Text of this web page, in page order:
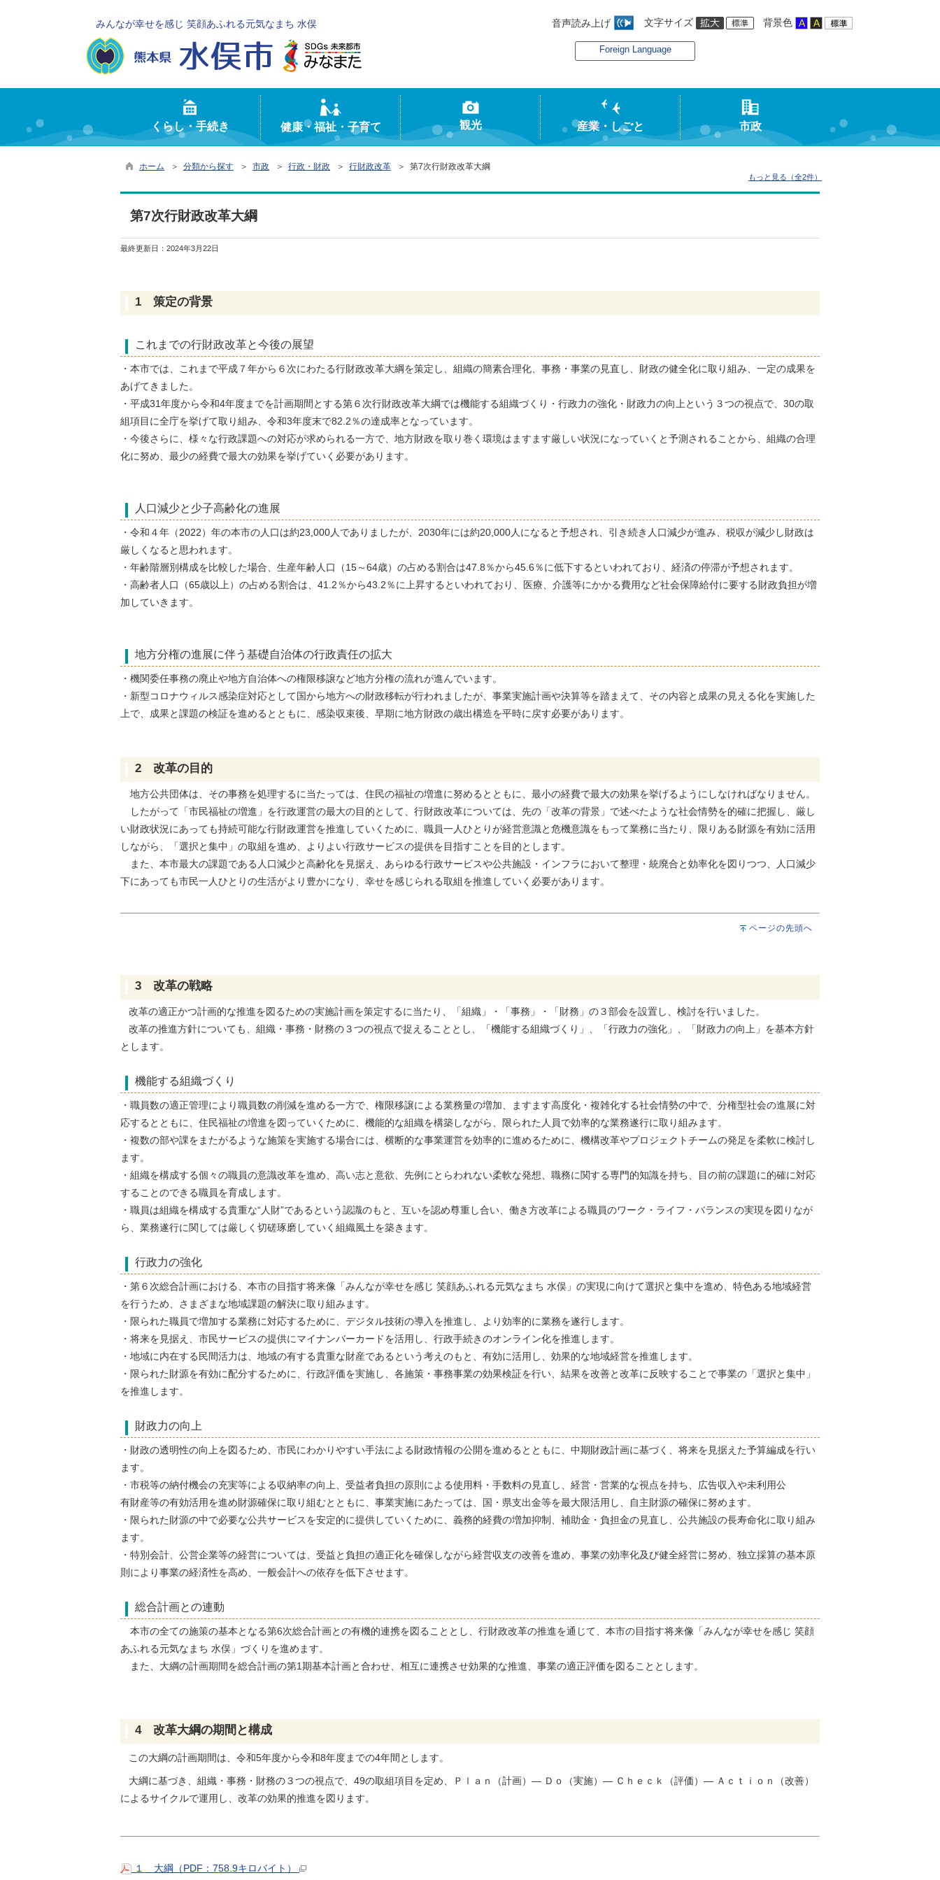
みんなが幸せを感じ 笑顔あふれる元気なまち 水俣 音声読み上げ 文字サイズ 背景色
Foreign Language
くらし・手続き 健康・福祉・子育て 観光 産業・しごと 市政
ホーム ＞ 分類から探す ＞ 市政 ＞ 行政・財政 ＞ 行財政改革 ＞ 第7次行財政改革大綱
もっと見る（全2件）
第7次行財政改革大綱
最終更新日： 2024年3月22日
1 策定の背景
これまでの行財政改革と今後の展望
・本市では、これまで平成７年から６次にわたる行財政改革大綱を策定し、組織の簡素合理化、事務・事業の見直し、財政の健全化に取り組み、一定の成果を
あげてきました。
・平成31年度から令和4年度までを計画期間とする第６次行財政改革大綱では機能する組織づくり・行政力の強化・財政力の向上という３つの視点で、30の取
組項目に全庁を挙げて取り組み、 令和3年度末で82.2％の達成率となっています。
・今後さらに、様々な行政課題への対応が求められる一方で、地方財政を取り巻く環境はますます厳しい状況になっていくと予測されることから、組織の合理
化に努め、最少の経費で最大の効果を挙げていく必要があります。
人口減少と少子高齢化の進展
・令和４年（2022）年の本市の人口は約23,000人でありましたが、2030年には約20,000人になると予想され、引き続き人口減少が進み、税収が減少し財政は
厳しくなると思われます。
・年齢階層別構成を比較した場合、生産年齢人口（15～64歳）の占める割合は47.8％から45.6％に低下するといわれており、経済の停滞が予想されます。
・高齢者人口（65歳以上）の占める割合は、41.2％から43.2％に上昇するといわれており、医療、介護等にかかる費用など社会保障給付に要する財政負担が増
加していきます。
地方分権の進展に伴う基礎自治体の行政責任の拡大
・機関委任事務の廃止や地方自治体への権限移譲など地方分権の流れが進んでいます。
・新型コロナウィルス感染症対応として国から地方への財政移転が行われましたが、事業実施計画や決算等を踏まえて、その内容と成果の見える化を実施した
上で、成果と課題の検証を進めるとともに、感染収束後、早期に地方財政の歳出構造を平時に戻す必要があります。
2 改革の目的
地方公共団体は、その事務を処理するに当たっては、住民の福祉の増進に努めるとともに、最小の経費で最大の効果を挙げるようにしなければなりません。
したがって「市民福祉の増進」を行政運営の最大の目的として、行財政改革については、先の「改革の背景」で述べたような社会情勢を的確に把握し、厳し
い財政状況にあっても持続可能な行財政運営を推進していくために、職員一人ひとりが経営意識と危機意識をもって業務に当たり、限りある財源を有効に活用
しながら、「選択と集中」の取組を進め、よりよい行政サービスの提供を目指すことを目的とします。
また、本市最大の課題である人口減少と高齢化を見据え、あらゆる行政サービスや公共施設・インフラにおいて整理・統廃合と効率化を図りつつ、人口減少
下にあっても市民一人ひとりの生活がより豊かになり、幸せを感じられる取組を推進していく必要があります。
ページの先頭へ
3 改革の戦略
改革の適正かつ計画的な推進を図るための実施計画を策定するに当たり、「組織」・「事務」・「財務」の３部会を設置し、検討を行いました。
改革の推進方針についても、組織・事務・財務の３つの視点で捉えることとし、「機能する組織づくり」、「行政力の強化」、「財政力の向上」を基本方針
とします。
機能する組織づくり
・職員数の適正管理により職員数の削減を進める一方で、権限移譲による業務量の増加、ますます高度化・複雑化する社会情勢の中で、分権型社会の進展に対
応するとともに、住民福祉の増進を図っていくために、機能的な組織を構築しながら、限られた人員で効率的な業務遂行に取り組みます。
・複数の部や課をまたがるような施策を実施する場合には、横断的な事業運営を効率的に進めるために、機構改革やプロジェクトチームの発足を柔軟に検討し
ます。
・組織を構成する個々の職員の意識改革を進め、高い志と意欲、先例にとらわれない柔軟な発想、職務に関する専門的知識を持ち、目の前の課題に的確に対応
することのできる職員を育成します。
・職員は組織を構成する貴重な“人財”であるという認識のもと、互いを認め尊重し合い、働き方改革による職員のワーク・ライフ・バランスの実現を図りなが
ら、業務遂行に関しては厳しく切磋琢磨していく組織風土を築きます。
行政力の強化
・第６次総合計画における、本市の目指す将来像「みんなが幸せを感じ 笑顔あふれる元気なまち 水俣」の実現に向けて選択と集中を進め、特色ある地域経営
を行うため、さまざまな地域課題の解決に取り組みます。
・限られた職員で増加する業務に対応するために、デジタル技術の導入を推進し、より効率的に業務を遂行します。
・将来を見据え、市民サービスの提供にマイナンバーカードを活用し、行政手続きのオンライン化を推進 します。
・地域に内在する民間活力は、地域の有する貴重な財産であるという考えのもと、有効に活用し、効果的な地域経営を推進します。
・限られた財源を有効に配分するために、行政評価を実施し、各施策・事務事業の効果検証を行い、結果を改善と改革に反映することで事業の「選択と集中」
を推進します。
財政力の向上
・財政の透明性の向上を図るため、市民にわかりやすい手法による財政情報の公開を進めるとともに、中期財政計画に基づく、将来を見据えた予算編成を行い
ます。
・市税等の納付機会の充実等による収納率の向上、受益者負担の原則による使用料・手数料の見直し、経営・営業的な視点を持ち、広告収入や未利用公
有財産等の有効活用を進め財源確保に取り組むとともに、事業実施にあたっては、国・県支出金等を最大限活用し、自主財源の確保に努めます。
・限られた財源の中で必要な公共サービスを安定的に提供していくために、義務的経費の増加抑制、補助金・負担金の見直し、公共施設の長寿命化に取り組み
ます。
・特別会計、公営企業等の経営については、受益と負担の適正化を確保しながら経営収支の改善を進め、事業の効率化及び健全経営に努め、独立採算の基本原
則により事業の経済性を高め、一般会計への依存を低下させます。
総合計画との連動
本市の全ての施策の基本となる第6次総合計画との有機的連携を図ることとし、行財政改革の推進を通じて、本市の目指す将来像「みんなが幸せを感じ 笑顔
あふれる元気なまち 水俣」づくりを進めます。
また、大綱の計画期間を総合計画の第1期基本計画と合わせ、相互に連携させ効果的な推進、事業の適正評価を図ることとします。
4 改革大綱の期間と構成
この大綱の計画期間は、令和5年度から令和8年度までの4年間とします。
大綱に基づき、組織・事務・財務の３つの視点で、49の取組項目を定め、Ｐｌａｎ（計画）― Ｄｏ（実施）― Ｃｈｅｃｋ（評価）― Ａｃｔｉｏｎ（改善）
によるサイクルで運用し、改革の効果的推進を図ります。
１ 大綱（PDF：758.9キロバイト）